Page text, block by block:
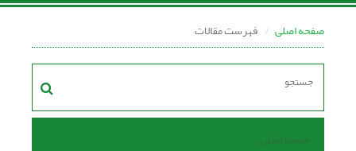
صفحه اصلی فهرست مقالات
صفحه اصلی